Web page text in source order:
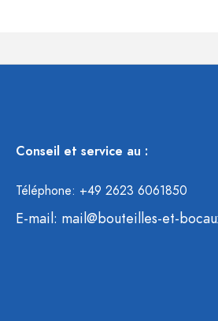
Conseil et service au :
Téléphone: +49 2623 6061850
E-mail: mail@bouteilles-et-